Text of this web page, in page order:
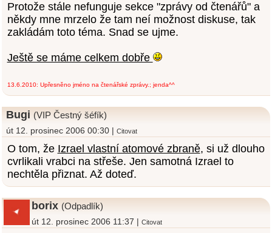
Protože stále nefunguje sekce "zprávy od čtenářů" a
někdy mne mrzelo že tam neí možnost diskuse, tak
zakládám toto téma. Snad se ujme.
Ještě se máme celkem dobře
13.6.2010: Upřesněno jméno na čtenářské zprávy.; jenda^^
Bugi (VIP Čestný šéfík)
út 12. prosinec 2006 00:30 | Citovat
O tom, že Izrael vlastní atomové zbraně, si už dlouho
cvrlikali vrabci na střeše. Jen samotná Izrael to
nechtěla přiznat. Až doteď.
borix (Odpadlík)
út 12. prosinec 2006 11:37 |Citovat